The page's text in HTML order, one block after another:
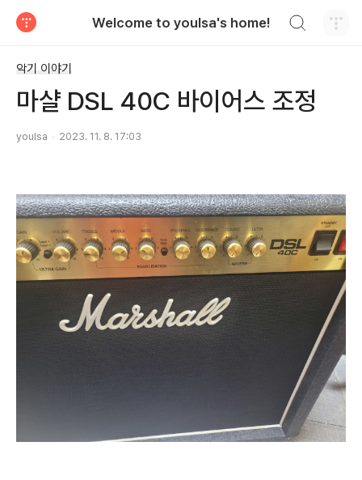
Welcome to youlsa's home!
악기 이야기
마샬 DSL 40C 바이어스 조정
youlsa 2023. 11. 8. 17:03